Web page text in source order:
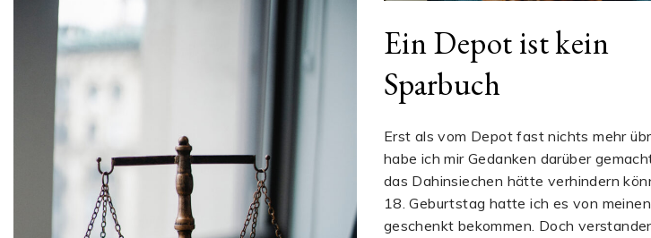
Ein Depot ist kein
Sparbuch
Erst als vom Depot fast nichts mehr
habe ich mir Gedanken darüber
das Dahinsiechen hätte verhindern
18. Geburtstag hatte ich es von
geschenkt bekommen. Doch